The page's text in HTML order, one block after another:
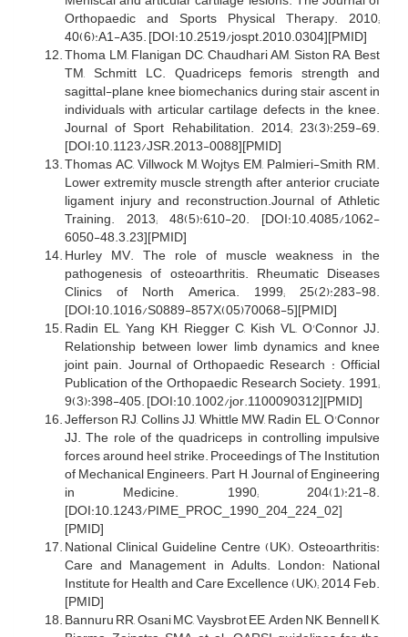
Orthopaedic and Sports Physical Therapy. 2010;
40(6):A1-A35. [DOI:10.2519/jospt.2010.0304][PMID]
Thoma LM, Flanigan DC, Chaudhari AM, Siston RA, Best
TM, Schmitt LC. Quadriceps femoris strength and
sagittal-plane knee biomechanics during stair ascent in
individuals with articular cartilage defects in the knee.
Journal of Sport Rehabilitation. 2014; 23(3):259-69.
[DOI:10.1123/JSR.2013-0088][PMID]
Thomas AC, Villwock M, Wojtys EM, Palmieri-Smith RM.
Lower extremity muscle strength after anterior cruciate
ligament injury and reconstruction.Journal of Athletic
Training. 2013; 48(5):610-20. [DOI:10.4085/1062-
6050-48.3.23][PMID]
Hurley MV. The role of muscle weakness in the
pathogenesis of osteoarthritis. Rheumatic Diseases
Clinics of North America. 1999; 25(2):283-98.
[DOI:10.1016/S0889-857X(05)70068-5][PMID]
Radin EL, Yang KH, Riegger C, Kish VL, O'Connor JJ.
Relationship between lower limb dynamics and knee
joint pain. Journal of Orthopaedic Research : Official
Publication of the Orthopaedic Research Society. 1991;
9(3):398-405. [DOI:10.1002/jor.1100090312][PMID]
Jefferson RJ, Collins JJ, Whittle MW, Radin EL, O'Connor
JJ. The role of the quadriceps in controlling impulsive
forces around heel strike. Proceedings of The Institution
of Mechanical Engineers. Part H, Journal of Engineering
in Medicine. 1990; 204(1):21-8.
[DOI:10.1243/PIME_PROC_1990_204_224_02]
[PMID]
National Clinical Guideline Centre (UK). Osteoarthritis:
Care and Management in Adults. London: National
Institute for Health and Care Excellence (UK); 2014 Feb.
[PMID]
Bannuru RR, Osani MC, Vaysbrot EE, Arden NK, Bennell K,